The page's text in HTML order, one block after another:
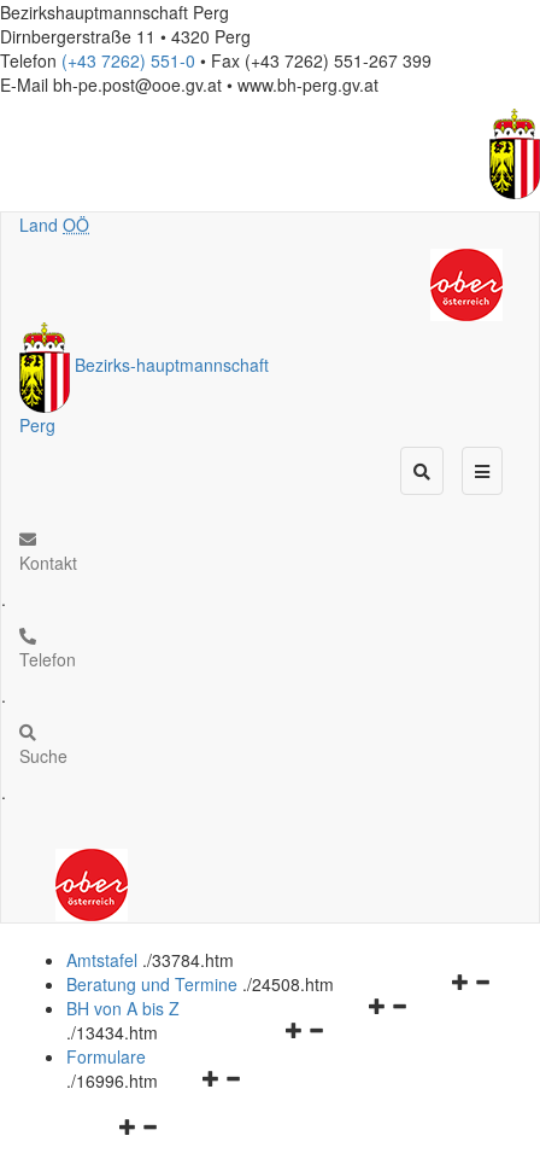
Bezirkshauptmannschaft Perg
Dirnbergerstraße 11 • 4320 Perg
Telefon (+43 7262) 551-0 • Fax (+43 7262) 551-267 399
E-Mail bh-pe.post@ooe.gv.at • www.bh-perg.gv.at
Land OÖ
Bezirks-hauptmannschaft
Perg
Kontakt
.
Telefon
.
Suche
.
Amtstafel ./33784.htm
Navigationsmenü
Beratung und Termine ./24508.htm
Navigationsmenü
BH von A bis Z
./13434.htm
Navigationsmenü
Formulare
./16996.htm
Navigationsmenü